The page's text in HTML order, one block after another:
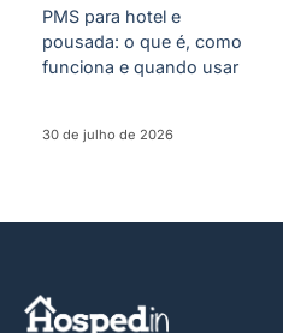
PMS para hotel e
pousada: o que é, como
funciona e quando usar
30 de julho de 2026